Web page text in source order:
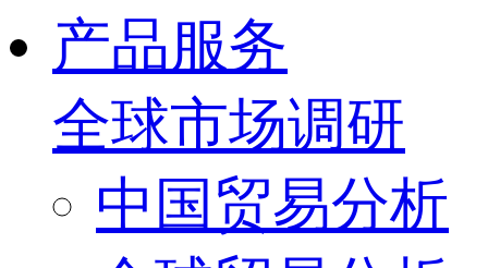
产品服务
全球市场调研
中国贸易分析